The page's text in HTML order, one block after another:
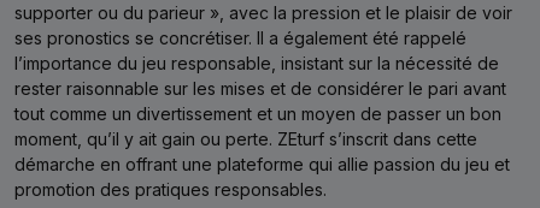
supporter ou du parieur », avec la pression et le plaisir de voir
ses pronostics se concrétiser. Il a également été rappelé
l’importance du jeu responsable, insistant sur la nécessité de
rester raisonnable sur les mises et de considérer le pari avant
tout comme un divertissement et un moyen de passer un bon
moment, qu’il y ait gain ou perte. ZEturf s’inscrit dans cette
démarche en offrant une plateforme qui allie passion du jeu et
promotion des pratiques responsables.